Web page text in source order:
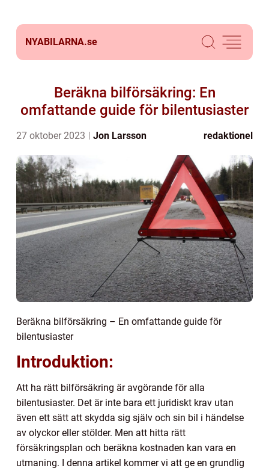
NYABILARNA.se
Beräkna bilförsäkring: En
omfattande guide för bilentusiaster
27 oktober 2023 Jon Larsson redaktionel
Beräkna bilförsäkring – En omfattande guide för
bilentusiaster
Introduktion:
Att ha rätt bilförsäkring är avgörande för alla
bilentusiaster. Det är inte bara ett juridiskt krav utan
även ett sätt att skydda sig själv och sin bil i händelse
av olyckor eller stölder. Men att hitta rätt
försäkringsplan och beräkna kostnaden kan vara en
utmaning. I denna artikel kommer vi att ge en grundlig